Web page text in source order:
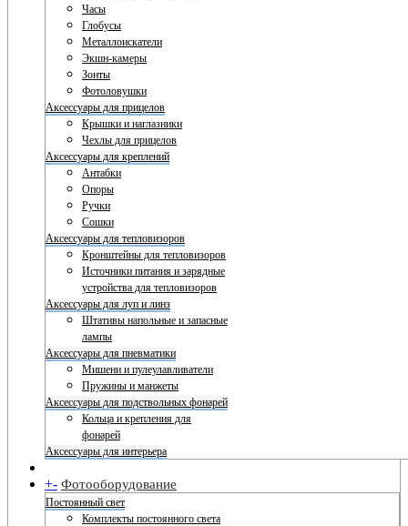
Часы
Глобусы
Металлоискатели
Экшн-камеры
Зонты
Фотоловушки
Аксессуары для прицелов
Крышки и наглазники
Чехлы для прицелов
Аксессуары для креплений
Антабки
Опоры
Ручки
Сошки
Аксессуары для тепловизоров
Кронштейны для тепловизоров
Источники питания и зарядные
устройства для тепловизоров
Аксессуары для луп и линз
Штативы напольные и запасные
лампы
Аксессуары для пневматики
Мишени и пулеулавливатели
Пружины и манжеты
Аксессуары для подствольных фонарей
Кольца и крепления для
фонарей
Аксессуары для интерьера
+- Фотооборудование
Постоянный свет
Комплекты постоянного света